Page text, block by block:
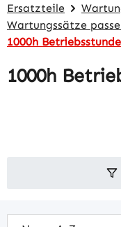
Ersatzteile
Wartungssätze
1000h
1000h